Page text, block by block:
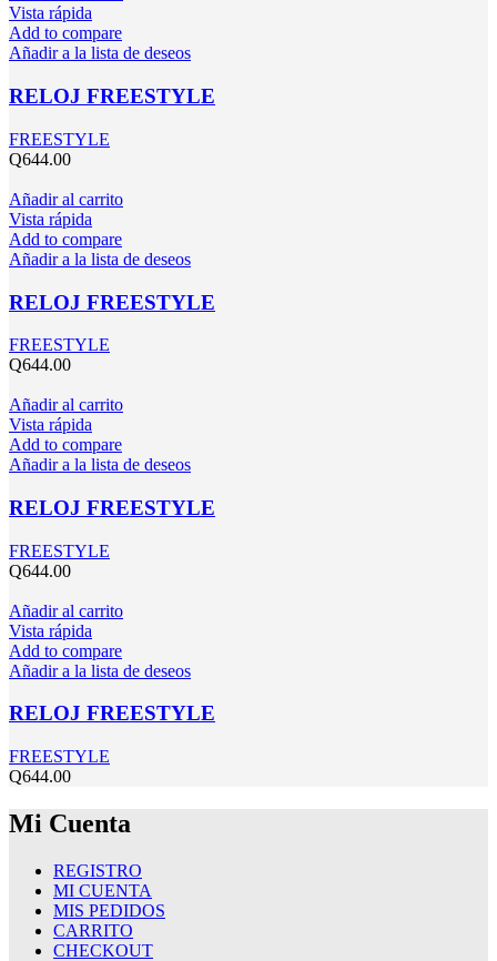
Vista rápida
Add to compare
Añadir a la lista de deseos
RELOJ FREESTYLE
FREESTYLE
Q644.00
Añadir al carrito
Vista rápida
Add to compare
Añadir a la lista de deseos
RELOJ FREESTYLE
FREESTYLE
Q644.00
Añadir al carrito
Vista rápida
Add to compare
Añadir a la lista de deseos
RELOJ FREESTYLE
FREESTYLE
Q644.00
Añadir al carrito
Vista rápida
Add to compare
Añadir a la lista de deseos
RELOJ FREESTYLE
FREESTYLE
Q644.00
Mi Cuenta
REGISTRO
MI CUENTA
MIS PEDIDOS
CARRITO
CHECKOUT